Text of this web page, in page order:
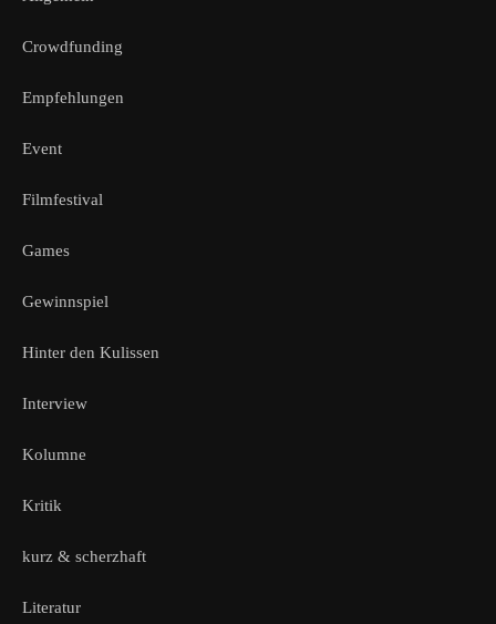
Crowdfunding
Empfehlungen
Event
Filmfestival
Games
Gewinnspiel
Hinter den Kulissen
Interview
Kolumne
Kritik
kurz & scherzhaft
Literatur